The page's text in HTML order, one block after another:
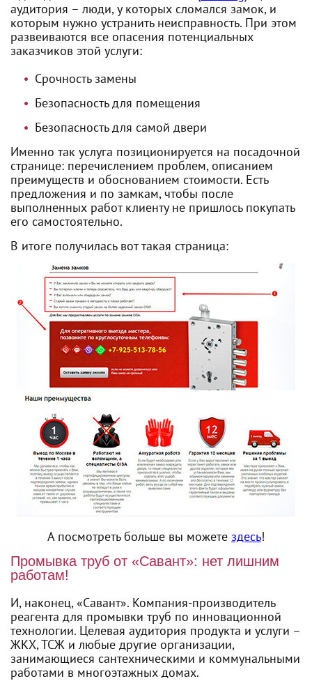
аудитория – люди, у которых сломался замок, и
которым нужно устранить неисправность. При этом
развеиваются все опасения потенциальных
заказчиков этой услуги:
Срочность замены
Безопасность для помещения
Безопасность для самой двери
Именно так услуга позиционируется на посадочной
странице: перечислением проблем, описанием
преимуществ и обоснованием стоимости. Есть
предложения и по замкам, чтобы после
выполненных работ клиенту не пришлось покупать
его самостоятельно.
В итоге получилась вот такая страница:
А посмотреть больше вы можете здесь!
Промывка труб от «Савант»: нет лишним
работам!
И, наконец, «Савант». Компания-производитель
реагента для промывки труб по инновационной
технологии. Целевая аудитория продукта и услуги –
ЖКХ, ТСЖ и любые другие организации,
занимающиеся сантехническими и коммунальными
работами в многоэтажных домах.